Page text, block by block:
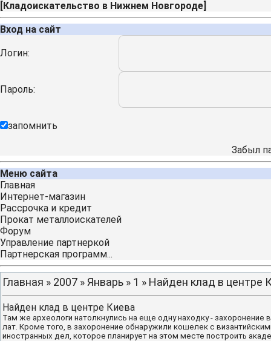
[Кладоискательство в Нижнем Новгороде]
Вход на сайт
Логин:
Пароль:
запомнить
Забыл
Меню сайта
Главная
Интернет-магазин
Рассрочка и кредит
Прокат металлоискателей
Форум
Управление партнеркой
Партнерская программ...
Главная » 2007 » Январь » 1 » Найден клад в центре
Найден клад в центре Киева
Там же археологи натолкнулись на еще одну находку -
лат. Кроме того, в захоронение обнаружили кошелек с
иностранных дел, которое планирует на этом месте построить